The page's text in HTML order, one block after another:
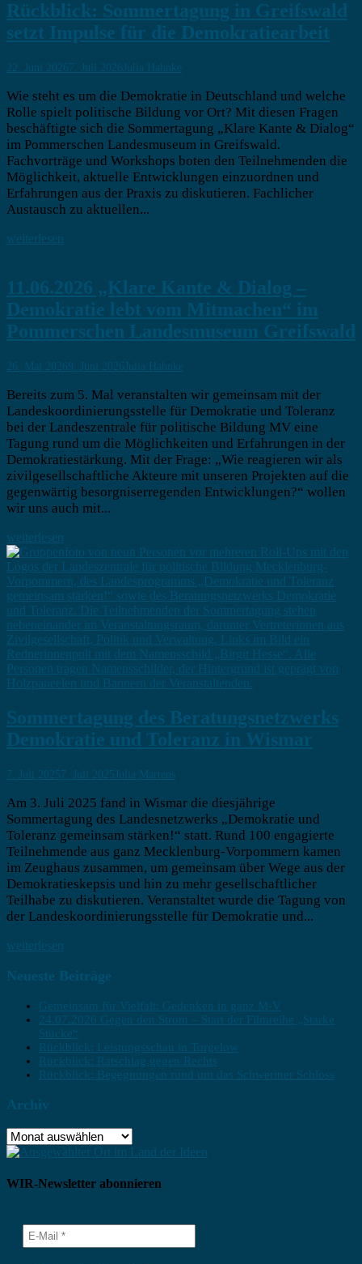
Rückblick: Sommertagung in Greifswald
setzt Impulse für die Demokratiearbeit
22. Juni 20267. Juli 2026 Julia Hahnke
Wie steht es um die Demokratie in Deutschland und welche
Rolle spielt politische Bildung vor Ort? Mit diesen Fragen
beschäftigte sich die Sommertagung „Klare Kante & Dialog“
im Pommerschen Landesmuseum in Greifswald.
Fachvorträge und Workshops boten den Teilnehmenden die
Möglichkeit, aktuelle Entwicklungen einzuordnen und
Erfahrungen aus der Praxis zu diskutieren. Fachlicher
Austausch zu aktuellen...
weiterlesen
11.06.2026 „Klare Kante & Dialog –
Demokratie lebt vom Mitmachen“ im
Pommerschen Landesmuseum Greifswald
26. Mai 20269. Juni 2026 Julia Hahnke
Bereits zum 5. Mal veranstalten wir gemeinsam mit der
Landeskoordinierungsstelle für Demokratie und Toleranz
bei der Landeszentrale für politische Bildung MV eine
Tagung rund um die Möglichkeiten und Erfahrungen in der
Demokratiestärkung. Mit der Frage: „Wie reagieren wir als
zivilgesellschaftliche Akteure mit unseren Projekten auf die
gegenwärtig besorgniserregenden Entwicklungen?“ wollen
wir uns auch mit...
weiterlesen
Sommertagung des Beratungsnetzwerks
Demokratie und Toleranz in Wismar
7. Juli 20257. Juli 2025 Julia Martens
Am 3. Juli 2025 fand in Wismar die diesjährige
Sommertagung des Landesnetzwerks „Demokratie und
Toleranz gemeinsam stärken!“ statt. Rund 100 engagierte
Teilnehmende aus ganz Mecklenburg-Vorpommern kamen
im Zeughaus zusammen, um gemeinsam über Wege aus der
Demokratieskepsis und hin zu mehr gesellschaftlicher
Teilhabe zu diskutieren. Veranstaltet wurde die Tagung von
der Landeskoordinierungsstelle für Demokratie und...
weiterlesen
Neueste Beiträge
Gemeinsam für Vielfalt: Gedenken in ganz M-V
24.07.2026 Gegen den Strom – Start der Filmreihe „Starke
Stücke“
Rückblick: Leistungsschau in Torgelow
Rückblick: Ratschlag gegen Rechts
Rückblick: Begegnungen rund um das Schweriner Schloss
Archiv
Archiv
WIR-Newsletter abonnieren